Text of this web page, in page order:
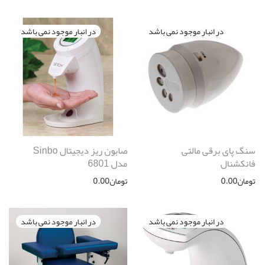
سنگ پای برقی مالتی
فانکشنال
تومان0.00
صابون ریز دیجیتال Sinbo
مدل 6801
تومان0.00